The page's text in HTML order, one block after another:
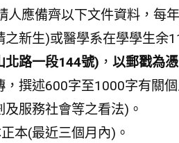
人應備齊以下文件資料，每
之新生)或醫學系在學學生余
北路一段144號) ， 以郵戳為憑
，撰述600字至1000字有關
服務社會等之看法)。
本(最近三個月內)。